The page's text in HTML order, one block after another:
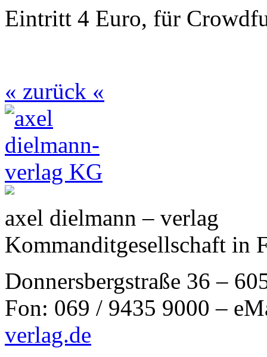
Eintritt 4 Euro, für
« zurück «
axel dielmann – verlag
Kommanditgesellschaft in
Donnersbergstraße 36 –
Fon: 069 / 9435 9000 –
verlag.de